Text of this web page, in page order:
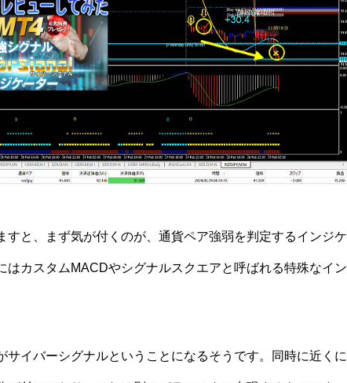
すと、まず気が付くのが、通貨ペア強弱を判定するインジケ
はカスタムMACDやシグナルスクエアと呼ばれる特殊なイン
イバーシグナルということになるそうです。同時に近くに